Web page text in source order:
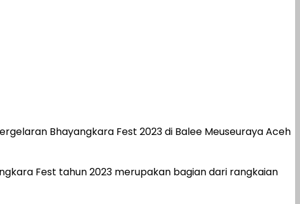
Bhayangkara Fest 2023 di Balee Meuseuraya Aceh
Fest tahun 2023 merupakan bagian dari rangkaian